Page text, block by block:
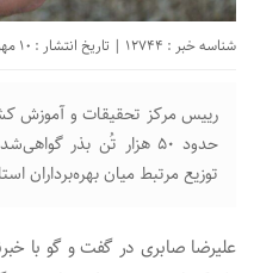
شناسه خبر : 12744 | تاریخ انتشار : 10 مهر 1403 - 9:24 |
رییس مرکز تحقیقات و آموزش
حدود ۵۰ هزار تُن بذر
توزیع مرتبط میان بهره‌برداران
علیرضا صابری در گفت و گو با